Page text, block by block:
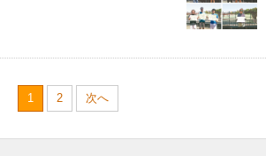
1 2 次へ